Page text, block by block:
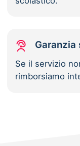
Se il servizio
rimborsiamo